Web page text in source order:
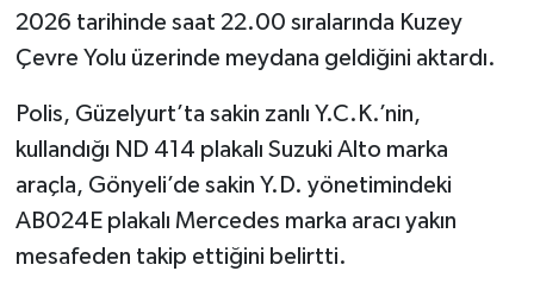
2026 tarihinde saat 22.00 sıralarında Kuzey
Çevre Yolu üzerinde meydana geldiğini aktardı.
Polis, Güzelyurt’ta sakin zanlı Y.C.K.’nin,
kullandığı ND 414 plakalı Suzuki Alto marka
araçla, Gönyeli’de sakin Y.D. yönetimindeki
AB024E plakalı Mercedes marka aracı yakın
mesafeden takip ettiğini belirtti.